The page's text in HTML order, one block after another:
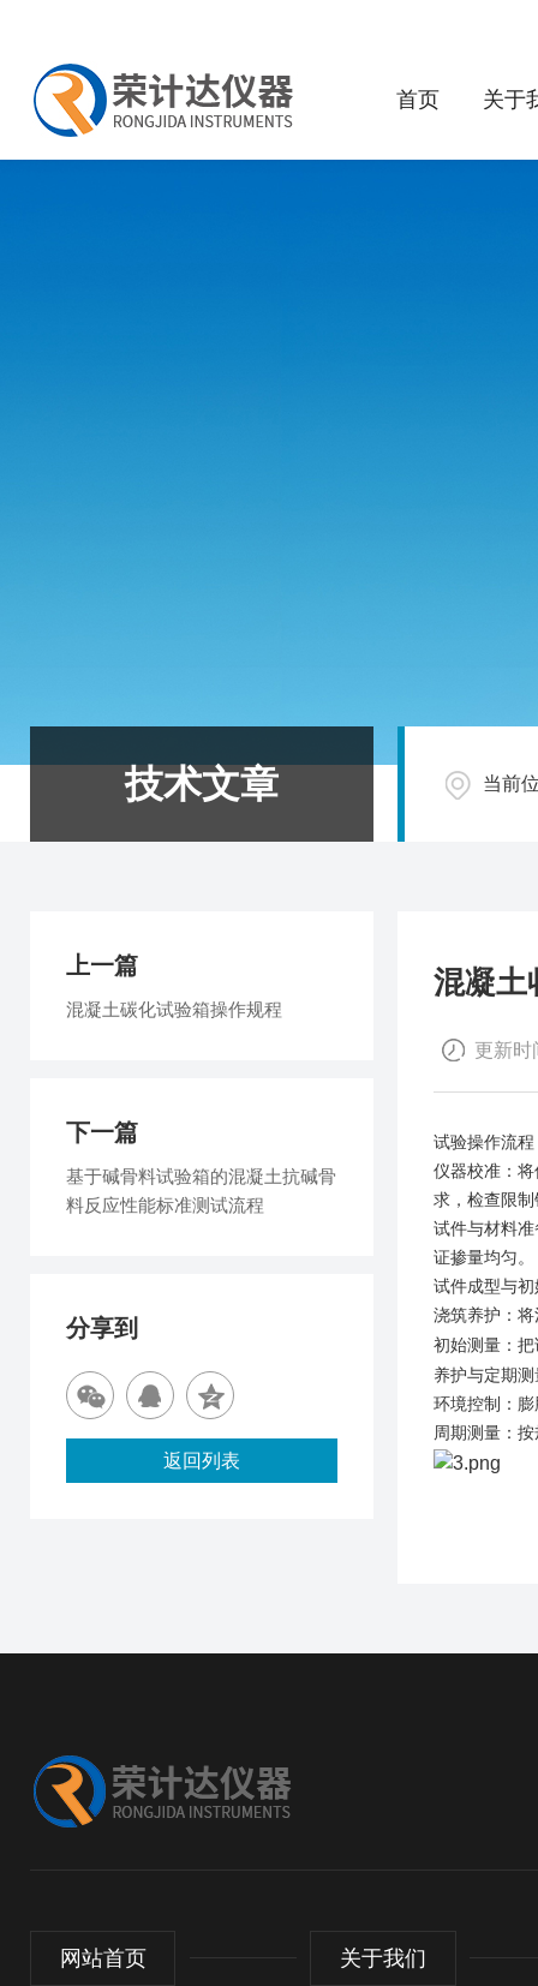
首页 关于
技术文章 当前
混凝土
更新时
试验操作流程
仪器校准 ：
求，检查限
试件与材料准
证掺量均匀。
试件成型与
浇筑养护 ：
初始测量 ：
养护与定期测
环境控制 ：
周期测量 ：
上一篇
混凝土碳化试验箱操作规程
下一篇
基于碱骨料试验箱的混凝土抗碱骨
料反应性能标准测试流程
分享到
返回列表
网站首页 关于我们